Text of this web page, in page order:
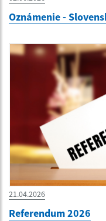
Oznámenie -
21.04.2026
Referendum 2026